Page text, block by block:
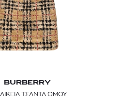
BURBERRY
ΤΣΑΝΤΑ ΩΜΟΥ